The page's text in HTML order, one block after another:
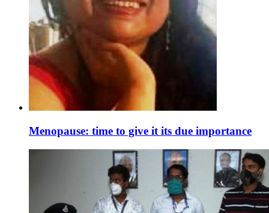
Menopause: time to give it its due importance